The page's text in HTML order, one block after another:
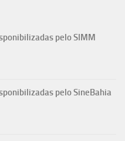
pelo SIMM
pelo SineBahia